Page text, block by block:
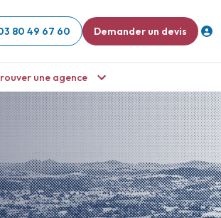
80 49 67 60 Demander un devis
une agence